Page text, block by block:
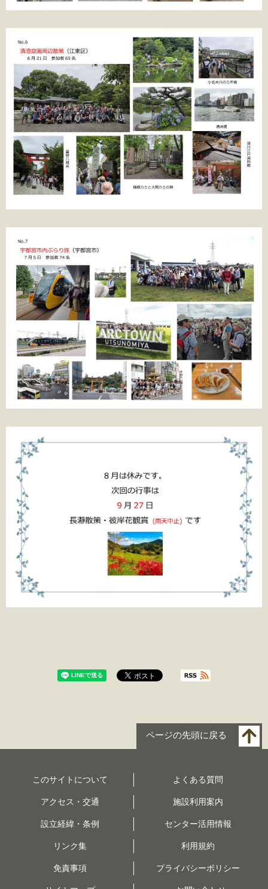
ページの先頭に戻る
このサイトについて よくある質問
アクセス・交通 施設利用案内
設立経緯・条例 センター活用情報
リンク集 利用規約
免責事項 プライバシーポリシー